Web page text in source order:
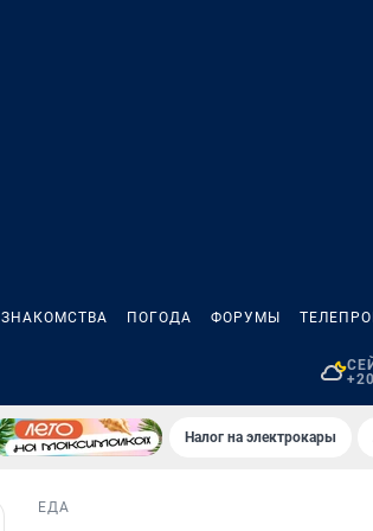
ЗНАКОМСТВА ПОГОДА ФОРУМЫ
Налог на электрокары
ЕДА